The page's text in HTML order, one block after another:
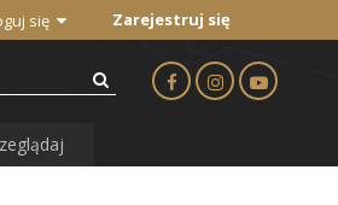
się Zarejestruj się